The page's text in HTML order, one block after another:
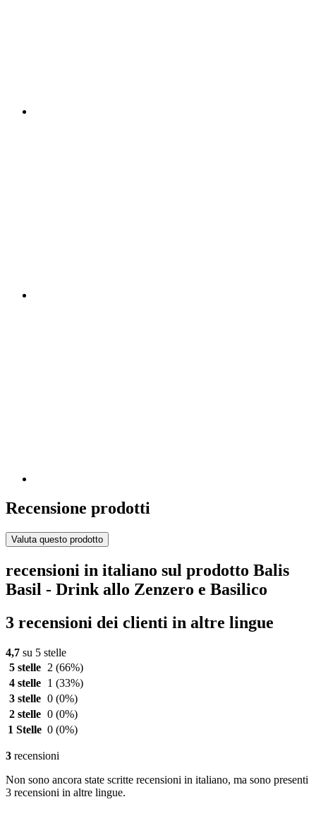
Recensione prodotti
Valuta questo prodotto
recensioni in italiano sul prodotto Balis
Basil - Drink allo Zenzero e Basilico
3 recensioni dei clienti in altre lingue
4,7 su 5 stelle
5 stelle
2 (66%)
4 stelle
1 (33%)
3 stelle 0 (0%)
2 stelle 0 (0%)
1 Stelle 0 (0%)
3 recensioni
Non sono ancora state scritte recensioni in italiano, ma sono presenti
3 recensioni in altre lingue.